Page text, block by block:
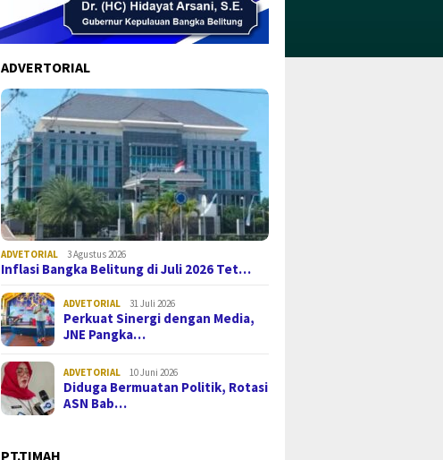
ADVERTORIAL
ADVETORIAL 3 Agustus 2026
Inflasi Bangka Belitung di Juli 2026 Tet…
ADVETORIAL 31 Juli 2026
Perkuat Sinergi dengan Media,
JNE Pangka…
ADVETORIAL 10 Juni 2026
Diduga Bermuatan Politik, Rotasi
ASN Bab…
PT.TIMAH